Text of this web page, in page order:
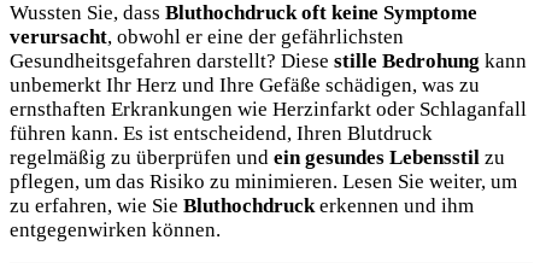
Wussten Sie, dass Bluthochdruck oft keine Symptome
verursacht, obwohl er eine der gefährlichsten
Gesundheitsgefahren darstellt? Diese stille Bedrohung kann
unbemerkt Ihr Herz und Ihre Gefäße schädigen, was zu
ernsthaften Erkrankungen wie Herzinfarkt oder Schlaganfall
führen kann. Es ist entscheidend, Ihren Blutdruck
regelmäßig zu überprüfen und ein gesundes Lebensstil zu
pflegen, um das Risiko zu minimieren. Lesen Sie weiter, um
zu erfahren, wie Sie Bluthochdruckerkennen und ihm
entgegenwirken können.